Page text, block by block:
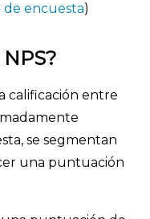
encuesta)
calificación entre
se segmentan
una puntuación